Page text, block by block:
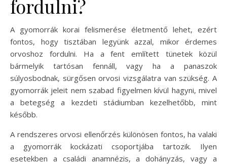
fordulni?
A gyomorrák korai felismerése életmentő lehet, ezért
fontos, hogy tisztában legyünk azzal, mikor érdemes
orvoshoz fordulni. Ha a fent említett tünetek közül
bármelyik tartósan fennáll, vagy ha a panaszok
súlyosbodnak, sürgősen orvosi vizsgálatra van szükség. A
gyomorrák jeleit nem szabad figyelmen kívül hagyni, mivel
a betegség a kezdeti stádiumban kezelhetőbb, mint
később.
A rendszeres orvosi ellenőrzés különösen fontos, ha valaki
a gyomorrák kockázati csoportjába tartozik. Ilyen
esetekben a családi anamnézis, a dohányzás, vagy a